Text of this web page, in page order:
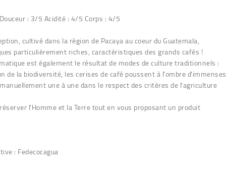
: 3/5 Acidité : 4/5 Corps : 4/5
cultivé dans la région de Pacaya au coeur du Guatemala,
particulièrement riches, caractéristiques des grands cafés !
est également le résultat de modes de culture traditionnels :
de la biodiversité, les cerises de café poussent à l'ombre d'immenses
une à une dans le respect des critères de l'agriculture
l'Homme et la Terre tout en vous proposant un produit
: Fedecocagua